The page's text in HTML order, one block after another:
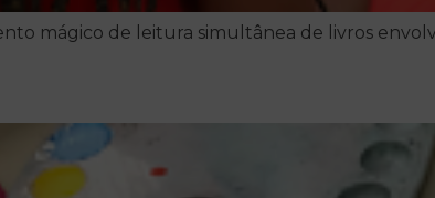
mágico de leitura simultânea de livros